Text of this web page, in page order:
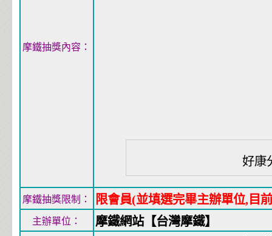
摩鐵抽獎內容：
好
摩鐵抽獎限制： 限會員(並填選完畢主辦單位,目
主辦單位： 摩鐵網站【台灣摩鐵】